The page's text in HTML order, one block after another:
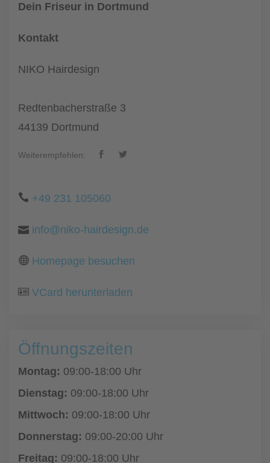
Dein Friseur in Dortmund
Kontakt
NIKO Hairdesign
Redtenbacherstraße 3
44139 Dortmund
Weiterempfehlen:
+49 231 105060
info@niko-hairdesign.de
Homepage besuchen
VCard herunterladen
Öffnungszeiten
Montag: 09:00-18:00 Uhr
Dienstag: 09:00-18:00 Uhr
Mittwoch: 09:00-18:00 Uhr
Donnerstag: 09:00-20:00 Uhr
Freitag: 09:00-18:00 Uhr